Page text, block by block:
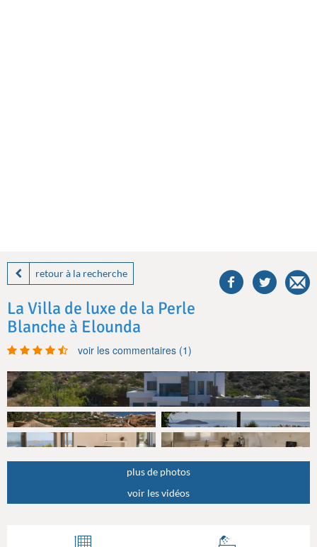
retour à la recherche
this
villa
La Villa de luxe de la Perle
Blanche à Elounda
voir les commentaires (1)
plus de photos
voir les vidéos